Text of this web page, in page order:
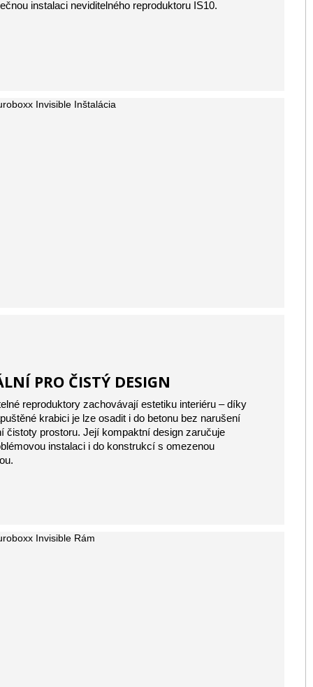
instalaci neviditelného reproduktoru IS10.
PRO ČISTÝ DESIGN
reproduktory zachovávají estetiku interiéru – díky
krabici je lze osadit i do betonu bez narušení
čistoty prostoru. Její kompaktní design zaručuje
instalaci i do konstrukcí s omezenou